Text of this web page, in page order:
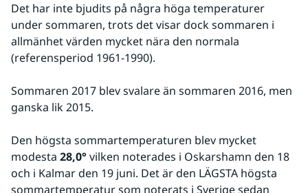
Det har inte bjudits på några höga temperaturer
under sommaren, trots det visar dock sommaren i
allmänhet värden mycket nära den normala
(referensperiod 1961-1990).
Sommaren 2017 blev svalare än sommaren 2016, men
ganska lik 2015.
Den högsta sommartemperaturen blev mycket
modesta 28,0° vilken noterades i Oskarshamn den 18
och i Kalmar den 19 juni. Det är den LÄGSTA högsta
sommartemperatur som noterats i Sverige sedan